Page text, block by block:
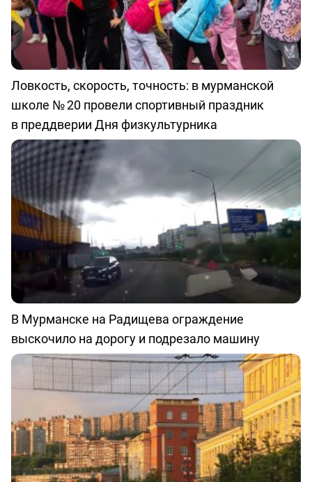
Ловкость, скорость, точность: в мурманской
школе № 20 провели спортивный праздник
в преддверии Дня физкультурника
В Мурманске на Радищева ограждение
выскочило на дорогу и подрезало машину